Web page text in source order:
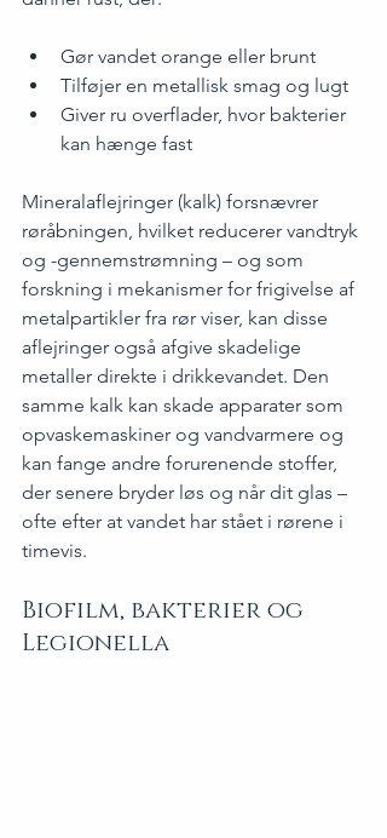
Gør vandet orange eller brunt
Tilføjer en metallisk smag og lugt
Giver ru overflader, hvor bakterier
kan hænge fast
Mineralaflejringer (kalk) forsnævrer
røråbningen, hvilket reducerer vandtryk
og -gennemstrømning – og som
forskning i mekanismer for frigivelse af
metalpartikler fra rør viser, kan disse
aflejringer også afgive skadelige
metaller direkte i drikkevandet. Den
samme kalk kan skade apparater som
opvaskemaskiner og vandvarmere og
kan fange andre forurenende stoffer,
der senere bryder løs og når dit glas –
ofte efter at vandet har stået i rørene i
timevis.
Biofilm, bakterier og
Legionella